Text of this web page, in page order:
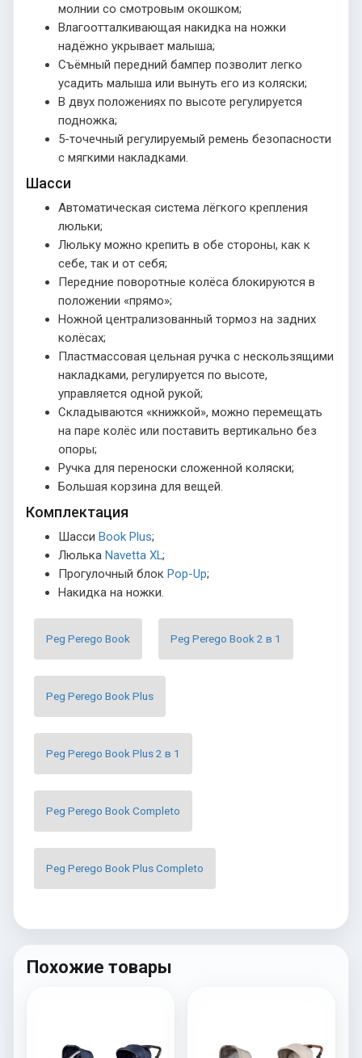
молнии со смотровым окошком;
Влагоотталкивающая накидка на ножки
надёжно укрывает малыша;
Съёмный передний бампер позволит легко
усадить малыша или вынуть его из коляски;
В двух положениях по высоте регулируется
подножка;
5-точечный регулируемый ремень безопасности
с мягкими накладками.
Шасси
Автоматическая система лёгкого крепления
люльки;
Люльку можно крепить в обе стороны, как к
себе, так и от себя;
Передние поворотные колёса блокируются в
положении «прямо»;
Ножной централизованный тормоз на задних
колёсах;
Пластмассовая цельная ручка с нескользящими
накладками, регулируется по высоте,
управляется одной рукой;
Складываются «книжкой», можно перемещать
на паре колёс или поставить вертикально без
опоры;
Ручка для переноски сложенной коляски;
Большая корзина для вещей.
Комплектация
Шасси Book Plus;
Люлька Navetta XL;
Прогулочный блок Pop-Up;
Накидка на ножки.
Peg Perego Book Peg Perego Book 2 в 1
Peg Perego Book Plus
Peg Perego Book Plus 2 в 1
Peg Perego Book Completo
Peg Perego Book Plus Completo
Похожие товары